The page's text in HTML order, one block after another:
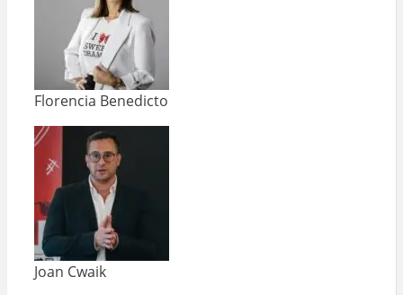
Florencia Benedicto
Joan Cwaik